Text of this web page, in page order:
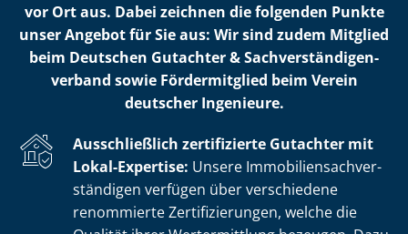
vor Ort aus. Dabei zeichnen die folgenden Punkte
unser Angebot für Sie aus: Wir sind zudem Mitglied
beim Deutschen Gutachter & Sach­ver­stän­di­gen­
ver­band sowie Fördermitglied beim Verein
deutscher Ingenieure.
Ausschließlich zertifizierte Gutachter mit
Lokal-Expertise: Unsere Im­mo­bi­li­en­sach­ver­
stän­di­gen verfügen über verschiedene
renommierte Zer­ti­fi­zie­run­gen, welche die